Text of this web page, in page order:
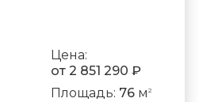
Цена:
от 2 851 290 ₽
Площадь: 76м 2